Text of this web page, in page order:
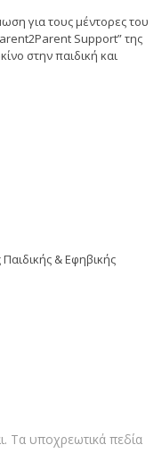
για τους μέντορες του
Support” της
στην παιδική και
& Εφηβικής
Τα υποχρεωτικά πεδία